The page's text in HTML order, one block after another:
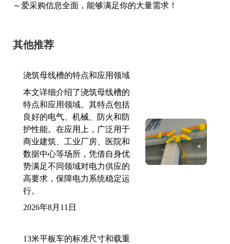
～爱采购信息全面，能够满足你的大量需求！
其他推荐
浇筑母线槽的特点和应用领域
本文详细介绍了浇筑母线槽的
特点和应用领域。其特点包括
良好的电气、机械、防火和防
护性能。在应用上，广泛用于
商业建筑、工业厂房、医院和
数据中心等场所，凭借自身优
势满足不同领域对电力供应的
高要求，保障电力系统稳定运
行。
2026年8月11日
13米平板车的标准尺寸和载重